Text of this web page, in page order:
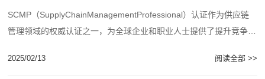
SCMP（SupplyChainManagementProfessional）认证作为供应链
管理领域的权威认证之一，为全球企业和职业人士提供了提升竞争力
2025/02/13 阅读全部 >>